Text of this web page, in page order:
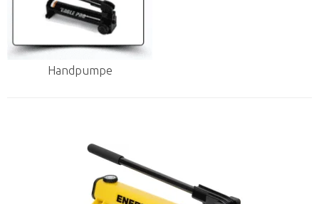
Handpumpe